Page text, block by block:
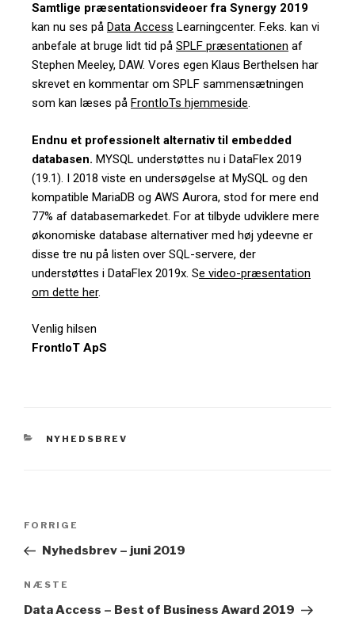
Samtlige præsentationsvideoer fra Synergy 2019
kan nu ses på Data Access Learningcenter. F.eks. kan vi
anbefale at bruge lidt tid på SPLF præsentationen af
Stephen Meeley, DAW. Vores egen Klaus Berthelsen har
skrevet en kommentar om SPLF sammensætningen
som kan læses på FrontIoTs hjemmeside.
Endnu et professionelt alternativ til embedded
databasen. MYSQL understøttes nu i DataFlex 2019
(19.1). I 2018 viste en undersøgelse at MySQL og den
kompatible MariaDB og AWS Aurora, stod for mere end
77% af databasemarkedet. For at tilbyde udviklere mere
økonomiske database alternativer med høj ydeevne er
disse tre nu på listen over SQL-servere, der
understøttes i DataFlex 2019x. Se video-præsentation
om dette her.
Venlig hilsen
FrontIoT ApS
NYHEDSBREV
FORRIGE
Nyhedsbrev – juni 2019
NÆSTE
Data Access – Best of Business Award 2019